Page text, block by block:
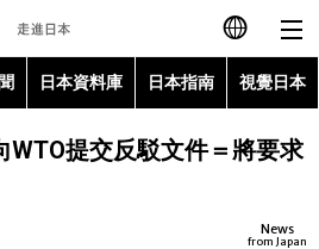
日本語
English
日本資料庫 日本指南 視覺日本
WTO提交反駁文件＝將要求
News
from Japan